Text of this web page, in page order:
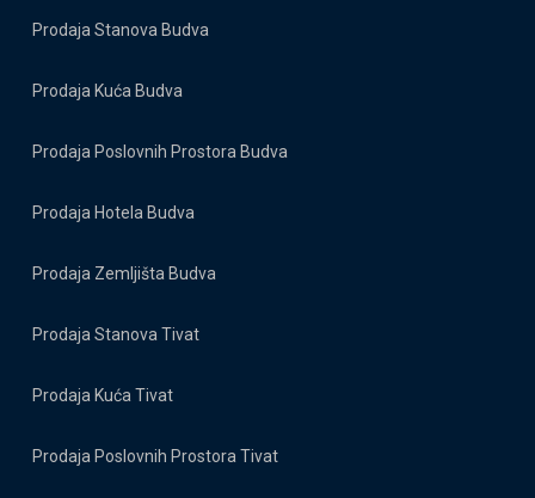
Prodaja Stanova Budva
Prodaja Kuća Budva
Prodaja Poslovnih Prostora Budva
Prodaja Hotela Budva
Prodaja Zemljišta Budva
Prodaja Stanova Tivat
Prodaja Kuća Tivat
Prodaja Poslovnih Prostora Tivat